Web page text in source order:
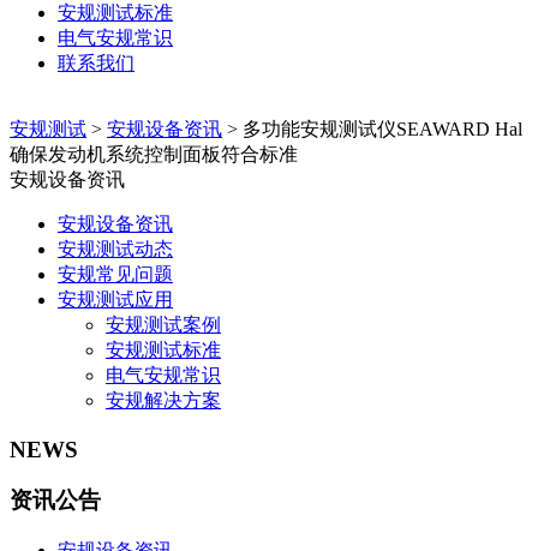
安规测试标准
电气安规常识
联系我们
安规测试 > 安规设备资讯 > 多功能安规测试仪SEAWARD Hal
确保发动机系统控制面板符合标准
安规设备资讯
安规设备资讯
安规测试动态
安规常见问题
安规测试应用
安规测试案例
安规测试标准
电气安规常识
安规解决方案
NEWS
资讯公告